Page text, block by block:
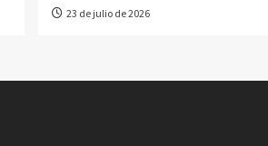
23 de julio de 2026